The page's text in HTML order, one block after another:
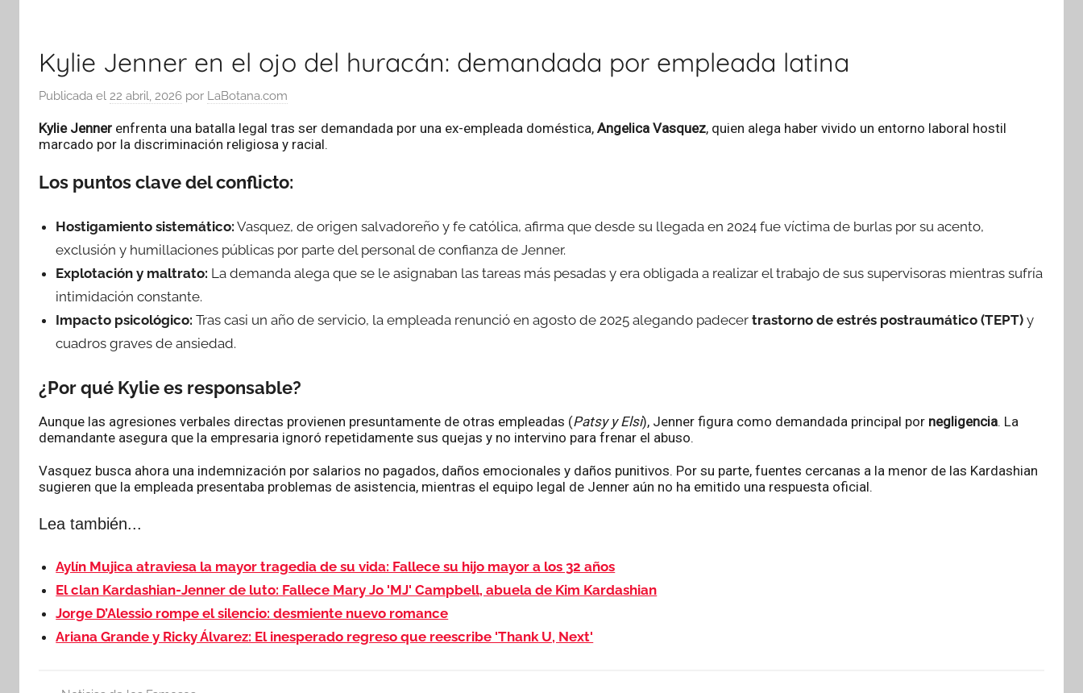
Kylie Jenner en el ojo del huracán: demandada por empleada latina
Publicada el 22 abril, 2026 por LaBotana.com
Kylie Jenner enfrenta una batalla legal tras ser demandada por una ex-empleada doméstica, Angelica Vasquez, quien alega haber vivido un entorno laboral hostil
marcado por la discriminación religiosa y racial.
Los puntos clave del conflicto:
Hostigamiento sistemático: Vasquez, de origen salvadoreño y fe católica, afirma que desde su llegada en 2024 fue víctima de burlas por su acento,
exclusión y humillaciones públicas por parte del personal de confianza de Jenner.
Explotación y maltrato: La demanda alega que se le asignaban las tareas más pesadas y era obligada a realizar el trabajo de sus supervisoras mientras sufría
intimidación constante.
Impacto psicológico: Tras casi un año de servicio, la empleada renunció en agosto de 2025 alegando padecertrastorno de estrés postraumático (TEPT) y
cuadros graves de ansiedad.
¿Por qué Kylie es responsable?
Aunque las agresiones verbales directas provienen presuntamente de otras empleadas (Patsy y Elsi), Jenner figura como demandada principal por negligencia. La
demandante asegura que la empresaria ignoró repetidamente sus quejas y no intervino para frenar el abuso.
Vasquez busca ahora una indemnización por salarios no pagados, daños emocionales y daños punitivos. Por su parte, fuentes cercanas a la menor de las Kardashian
sugieren que la empleada presentaba problemas de asistencia, mientras el equipo legal de Jenner aún no ha emitido una respuesta oficial.
Lea también...
Aylín Mujica atraviesa la mayor tragedia de su vida: Fallece su hijo mayor a los 32 años
El clan Kardashian-Jenner de luto: Fallece Mary Jo 'MJ' Campbell, abuela de Kim Kardashian
Jorge D’Alessio rompe el silencio: desmiente nuevo romance
Ariana Grande y Ricky Álvarez: El inesperado regreso que reescribe 'Thank U, Next'